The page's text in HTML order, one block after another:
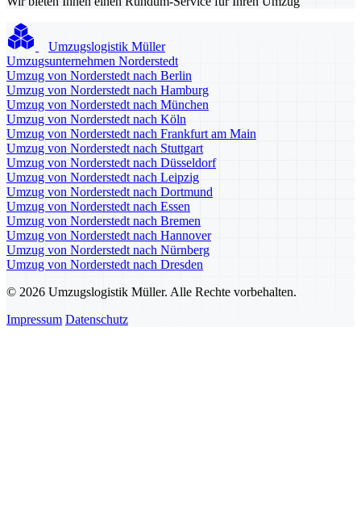
Umzugslogistik Müller
Umzugsunternehmen Norderstedt
Umzug von Norderstedt nach Berlin
Umzug von Norderstedt nach Hamburg
Umzug von Norderstedt nach München
Umzug von Norderstedt nach Köln
Umzug von Norderstedt nach Frankfurt am Main
Umzug von Norderstedt nach Stuttgart
Umzug von Norderstedt nach Düsseldorf
Umzug von Norderstedt nach Leipzig
Umzug von Norderstedt nach Dortmund
Umzug von Norderstedt nach Essen
Umzug von Norderstedt nach Bremen
Umzug von Norderstedt nach Hannover
Umzug von Norderstedt nach Nürnberg
Umzug von Norderstedt nach Dresden
© 2026 Umzugslogistik Müller. Alle Rechte vorbehalten.
Impressum Datenschutz